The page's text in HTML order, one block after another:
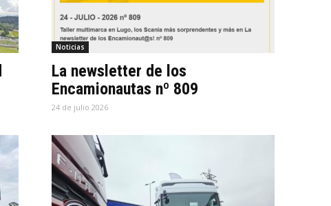
Noticias
La newsletter de los
Encamionautas nº 809
24 de julio 2026